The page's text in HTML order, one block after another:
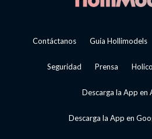
Contáctanos Guía Hollimodels
Seguridad Prensa
Descarga la App en
Descarga la App en